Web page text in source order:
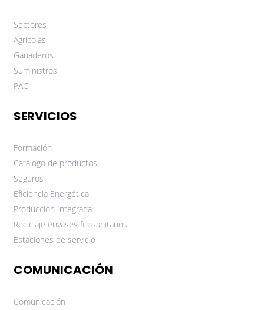
Sectores
Agrícolas
Ganaderos
Suministros
PAC
SERVICIOS
Formación
Catálogo de productos
Seguros
Eficiencia Energética
Producción Integrada
Reciclaje envases fitosanitarios
Estaciones de servicio
COMUNICACIÓN
Comunicación